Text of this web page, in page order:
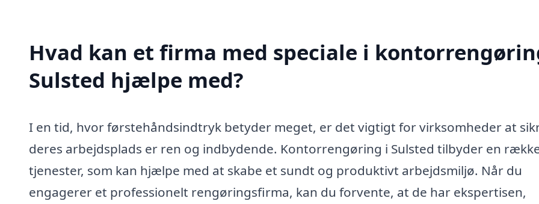
Hvad kan et firma med speciale i
Sulsted hjælpe med?
I en tid, hvor førstehåndsindtryk betyder meget, er det vigtigt for virksomheder at
deres arbejdsplads er ren og indbydende. Kontorrengøring i Sulsted tilbyder en
tjenester, som kan hjælpe med at skabe et sundt og produktivt arbejdsmiljø. Når du
engagerer et professionelt rengøringsfirma, kan du forvente, at de har ekspertisen,